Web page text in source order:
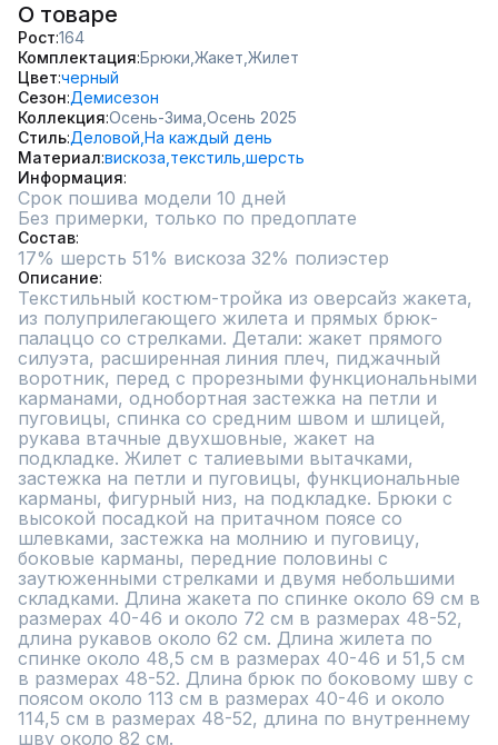
О товаре
Рост 164
Комплектация Брюки, Жакет, Жилет
Цвет черный
Сезон Демисезон
Коллекция Осень-Зима, Осень 2025
Стиль Деловой, На каждый день
Материал вискоза, текстиль, шерсть
Информация
Срок пошива модели 10 дней
Без примерки, только по предоплате
Состав
17% шерсть 51% вискоза 32% полиэстер
Описание
Текстильный костюм-тройка из оверсайз жакета,
из полуприлегающего жилета и прямых брюк-
палаццо со стрелками. Детали: жакет прямого
силуэта, расширенная линия плеч, пиджачный
воротник, перед с прорезными функциональными
карманами, однобортная застежка на петли и
пуговицы, спинка со средним швом и шлицей,
рукава втачные двухшовные, жакет на
подкладке. Жилет с талиевыми вытачками,
застежка на петли и пуговицы, функциональные
карманы, фигурный низ, на подкладке. Брюки с
высокой посадкой на притачном поясе со
шлевками, застежка на молнию и пуговицу,
боковые карманы, передние половины с
заутюженными стрелками и двумя небольшими
складками. Длина жакета по спинке около 69 см в
размерах 40-46 и около 72 см в размерах 48-52,
длина рукавов около 62 см. Длина жилета по
спинке около 48,5 см в размерах 40-46 и 51,5 см
в размерах 48-52. Длина брюк по боковому шву с
поясом около 113 см в размерах 40-46 и около
114,5 см в размерах 48-52, длина по внутреннему
шву около 82 см.